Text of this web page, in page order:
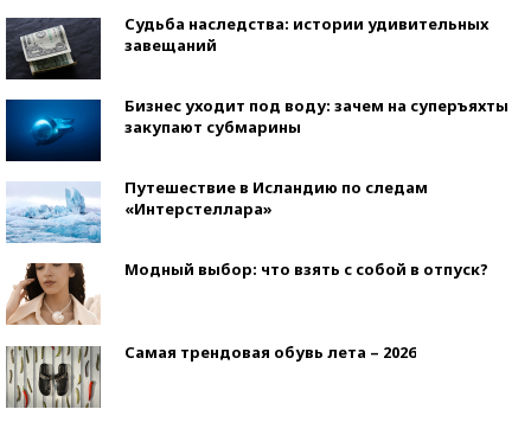
Судьба наследства: истории удивительных
завещаний
Бизнес уходит под воду: зачем на суперъяхты
закупают субмарины
Путешествие в Исландию по следам
«Интерстеллара»
Модный выбор: что взять с собой в отпуск?
Самая трендовая обувь лета – 2026